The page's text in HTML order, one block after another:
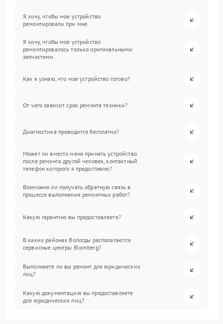
Я хочу, чтобы мое устройство
ремонтировали при мне.
Я хочу, чтобы мое устройство
ремонтировалось только оригинальными
запчастями.
Как я узнаю, что мое устройство готово?
От чего зависит срок ремонта техники?
Диагностика проводится бесплатно?
Может ли вместо меня принять устройство
после ремонта другой человек, контактный
телефон которого я предоставлю?
Возможно ли получать обратную связь в
процессе выполнения ремонтных работ?
Какую гарантию вы предоставляете?
В каких районах Вологды располагаются
сервисные центры Blomberg?
Выполняете ли вы ремонт для юридических
лиц?
Какую документацию вы предоставляете
для юридических лиц?